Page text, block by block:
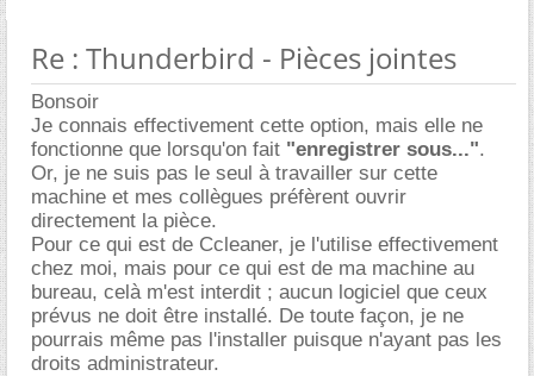
Re : Thunderbird - Pièces jointes
Bonsoir
Je connais effectivement cette option, mais elle ne
fonctionne que lorsqu'on fait "enregistrer sous...".
Or, je ne suis pas le seul à travailler sur cette
machine et mes collègues préfèrent ouvrir
directement la pièce.
Pour ce qui est de Ccleaner, je l'utilise effectivement
chez moi, mais pour ce qui est de ma machine au
bureau, celà m'est interdit ; aucun logiciel que ceux
prévus ne doit être installé. De toute façon, je ne
pourrais même pas l'installer puisque n'ayant pas les
droits administrateur.